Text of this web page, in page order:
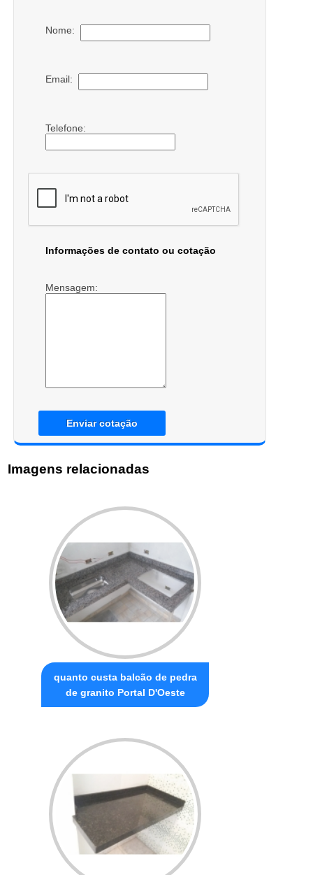
Nome:
Email:
Telefone:
Informações de contato ou cotação
Mensagem:
Enviar cotação
Imagens relacionadas
quanto custa balcão de pedra
de granito Portal D'Oeste